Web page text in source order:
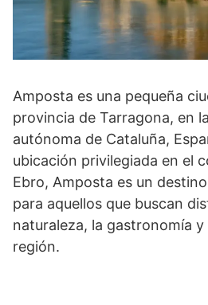
Amposta es una pequeña
provincia de Tarragona, en
autónoma de Cataluña,
ubicación privilegiada en el
Ebro, Amposta es un
para aquellos que buscan
naturaleza, la gastronomía y
región.